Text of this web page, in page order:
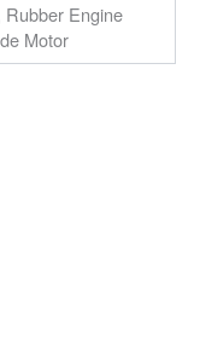
Rubber Engine
Motor